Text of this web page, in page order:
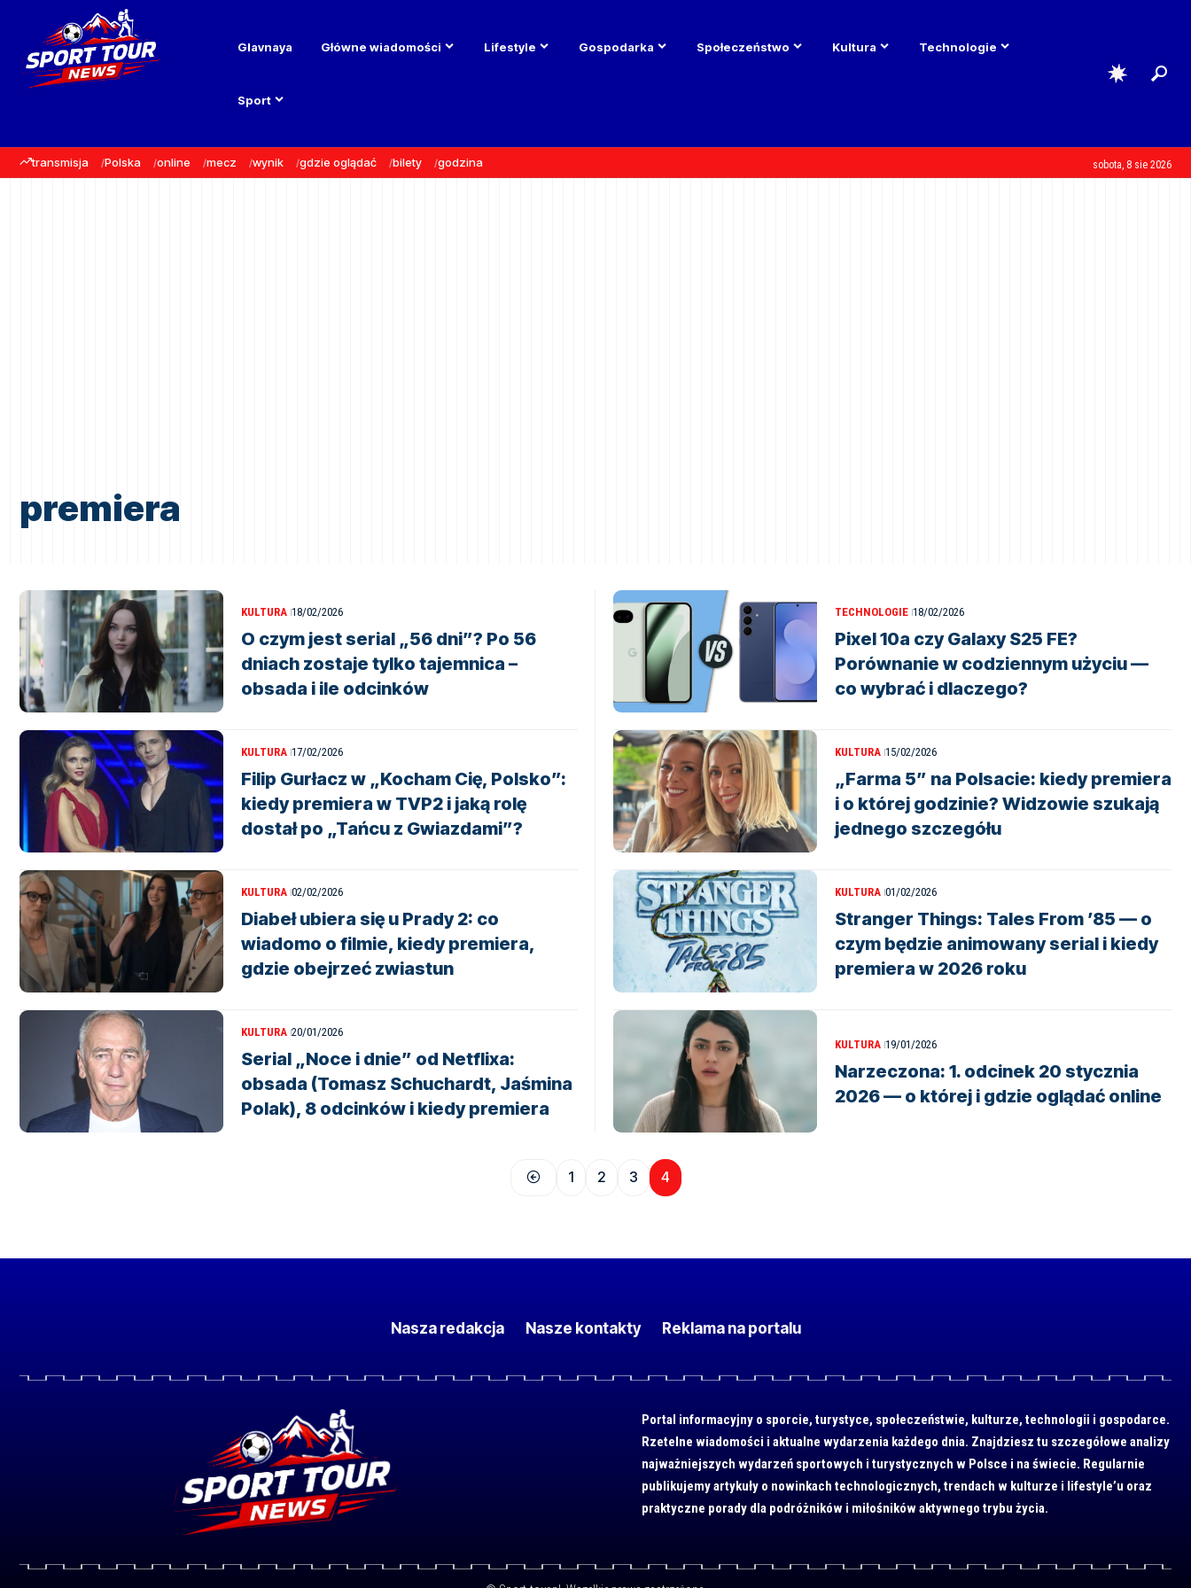
Glavnaya Główne wiadomości Lifestyle Gospodarka Społeczeństwo Kultura Technologie
Sport
transmisja Polska online mecz wynik gdzie oglądać bilety godzina sobota, 8 sie 2026
premiera
KULTURA 18/02/2026
O czym jest serial „56 dni”? Po 56
dniach zostaje tylko tajemnica –
obsada i ile odcinków
TECHNOLOGIE 18/02/2026
Pixel 10a czy Galaxy S25 FE?
Porównanie w codziennym użyciu —
co wybrać i dlaczego?
KULTURA 17/02/2026
Filip Gurłacz w „Kocham Cię, Polsko”:
kiedy premiera w TVP2 i jaką rolę
dostał po „Tańcu z Gwiazdami”?
KULTURA 15/02/2026
„Farma 5” na Polsacie: kiedy premiera
i o której godzinie? Widzowie szukają
jednego szczegółu
KULTURA 02/02/2026
Diabeł ubiera się u Prady 2: co
wiadomo o filmie, kiedy premiera,
gdzie obejrzeć zwiastun
KULTURA 01/02/2026
Stranger Things: Tales From ’85 — o
czym będzie animowany serial i kiedy
premiera w 2026 roku
KULTURA 20/01/2026
Serial „Noce i dnie” od Netflixa:
obsada (Tomasz Schuchardt, Jaśmina
Polak), 8 odcinków i kiedy premiera
KULTURA 19/01/2026
Narzeczona: 1. odcinek 20 stycznia
2026 — o której i gdzie oglądać online
1 2 3 4
Nasza redakcja Nasze kontakty Reklama na portalu
Portal informacyjny o sporcie, turystyce, społeczeństwie, kulturze, technologii i gospodarce.
Rzetelne wiadomości i aktualne wydarzenia każdego dnia. Znajdziesz tu szczegółowe analizy
najważniejszych wydarzeń sportowych i turystycznych w Polsce i na świecie. Regularnie
publikujemy artykuły o nowinkach technologicznych, trendach w kulturze i lifestyle’u oraz
praktyczne porady dla podróżników i miłośników aktywnego trybu życia.